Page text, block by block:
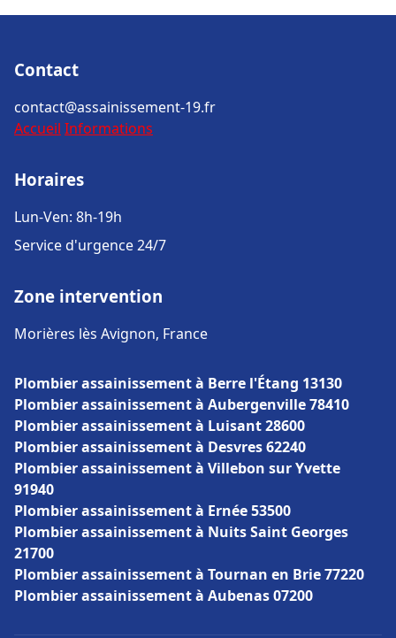
Contact
contact@assainissement-19.fr
Accueil Informations
Horaires
Lun-Ven: 8h-19h
Service d'urgence 24/7
Zone intervention
Morières lès Avignon, France
Plombier assainissement à Berre l'Étang 13130
Plombier assainissement à Aubergenville 78410
Plombier assainissement à Luisant 28600
Plombier assainissement à Desvres 62240
Plombier assainissement à Villebon sur Yvette
91940
Plombier assainissement à Ernée 53500
Plombier assainissement à Nuits Saint Georges
21700
Plombier assainissement à Tournan en Brie 77220
Plombier assainissement à Aubenas 07200